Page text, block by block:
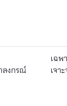
ลงกรณ์
เฉพ
เจา